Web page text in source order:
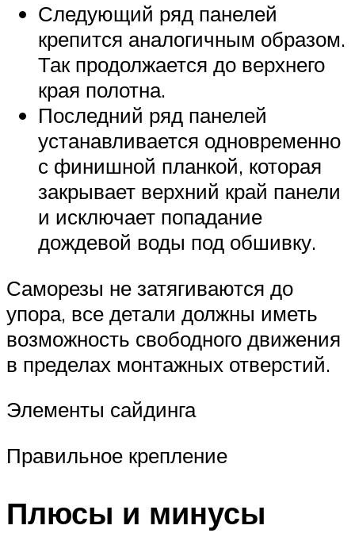
Следующий ряд панелей
крепится аналогичным образом.
Так продолжается до верхнего
края полотна.
Последний ряд панелей
устанавливается одновременно
с финишной планкой, которая
закрывает верхний край панели
и исключает попадание
дождевой воды под обшивку.
Саморезы не затягиваются до
упора, все детали должны иметь
возможность свободного движения
в пределах монтажных отверстий.
Элементы сайдинга
Правильное крепление
Плюсы и минусы